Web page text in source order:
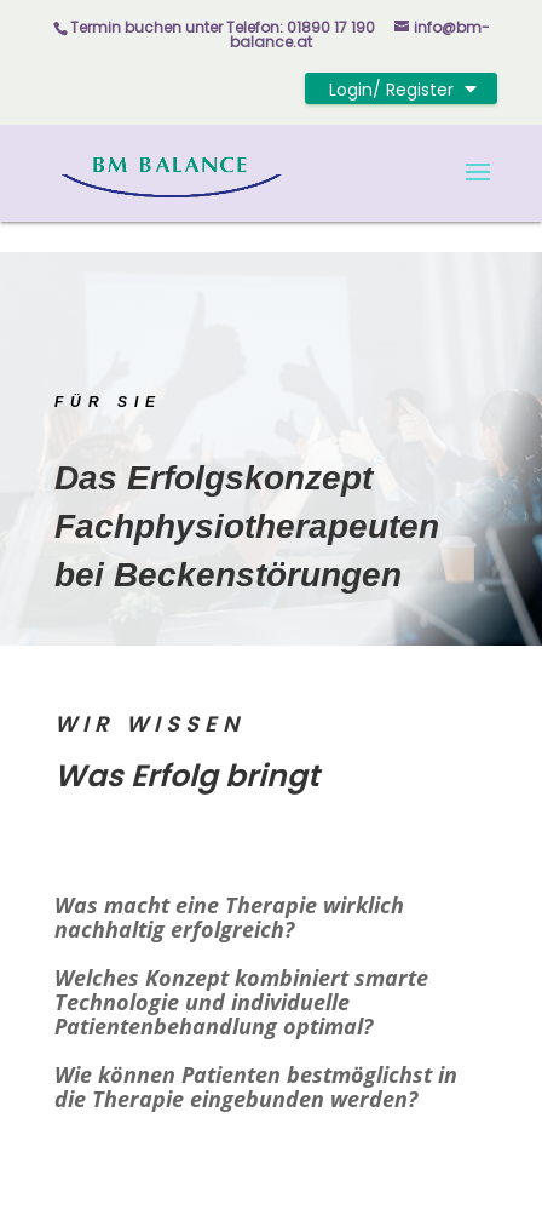
Skip to content
Termin buchen unterTelefon: 01890 17 190 info@bm-
balance.at
Login/ Register
FÜR SIE
Das Erfolgskonzept
Fachphysiotherapeuten
bei Beckenstörungen
WIR WISSEN
Was Erfolg bringt
Was macht eine Therapie wirklich
nachhaltig erfolgreich?
Welches Konzept kombiniert smarte
Technologie und individuelle
Patientenbehandlung optimal?
Wie können Patienten bestmöglichst in
die Therapie eingebunden werden?